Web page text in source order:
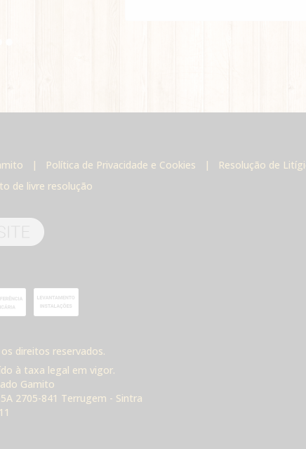
| Política de Privacidade e Cookies | Resolução de
de livre resolução
direitos reservados.
à taxa legal em vigor.
Gamito
2705-841 Terrugem - Sintra